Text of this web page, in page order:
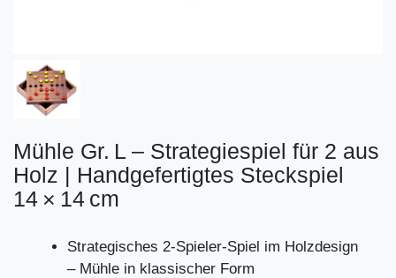
Mühle Gr. L – Strategiespiel für 2 aus
Holz | Handgefertigtes Steckspiel
14 × 14 cm
Strategisches 2-Spieler-Spiel im Holzdesign
– Mühle in klassischer Form